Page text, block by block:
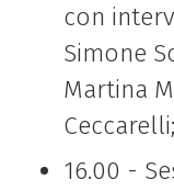
con
Simone
Martina
16.00 -